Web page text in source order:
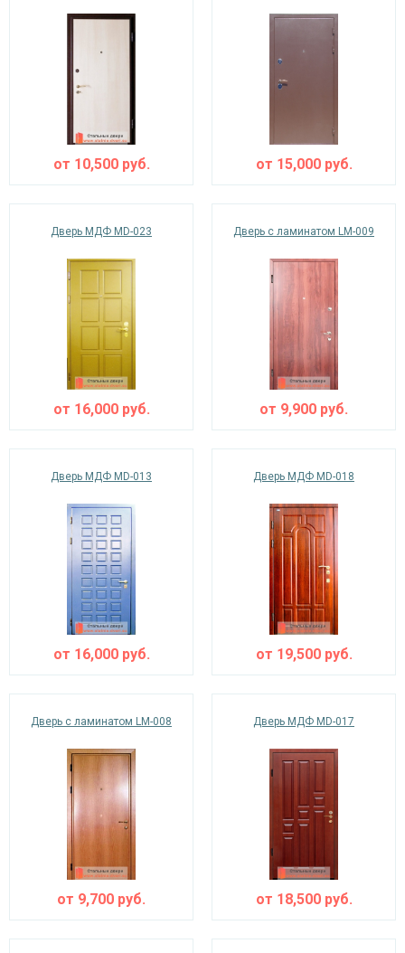
от 10,500руб. от 15,000руб.
Дверь МДФ MD-023
от 16,000руб.
Дверь с ламинатом LM-009
от 9,900 руб.
Дверь МДФ MD-013
от 16,000руб.
Дверь МДФ MD-018
от 19,500руб.
Дверь с ламинатом LM-008
от 9,700 руб.
Дверь МДФ MD-017
от 18,500руб.